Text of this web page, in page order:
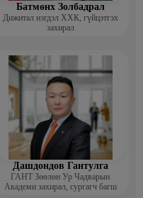
Батмөнх Золбадрал
Дижитал нэгдэл ХХК, гүйцэтгэх
захирал
Дашдондов Гантулга
ГАНТ Зөөлөн Ур Чадварын
Академи захирал, сургагч багш